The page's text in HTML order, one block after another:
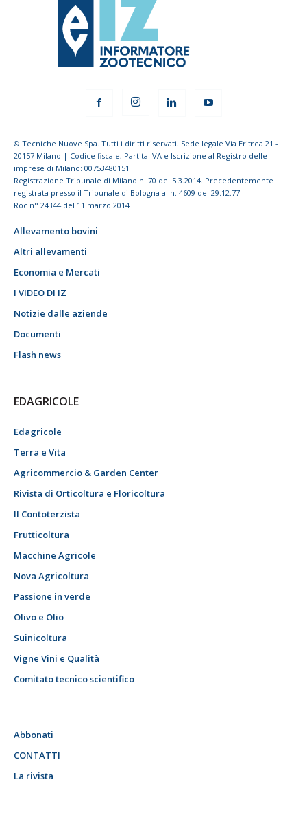
© Tecniche Nuove Spa. Tutti i diritti riservati. Sede legale Via Eritrea 21 -
20157 Milano | Codice fiscale, Partita IVA e Iscrizione al Registro delle
imprese di Milano: 00753480151
Registrazione Tribunale di Milano n. 70 del 5.3.2014. Precedentemente
registrata presso il Tribunale di Bologna al n. 4609 del 29.12.77
Roc n° 24344 del 11 marzo 2014
Allevamento bovini
Altri allevamenti
Economia e Mercati
I VIDEO DI IZ
Notizie dalle aziende
Documenti
Flash news
EDAGRICOLE
Edagricole
Terra e Vita
Agricommercio & Garden Center
Rivista di Orticoltura e Floricoltura
Il Contoterzista
Frutticoltura
Macchine Agricole
Nova Agricoltura
Passione in verde
Olivo e Olio
Suinicoltura
Vigne Vini e Qualità
Comitato tecnico scientifico
Abbonati
CONTATTI
La rivista